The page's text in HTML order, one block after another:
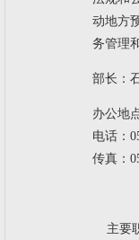
动地方
务管理
部长：
办公地
电话：
传真：
主要